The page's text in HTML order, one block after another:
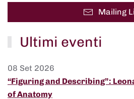
Mailing
Ultimi eventi
08 Set 2026
“Figuring and Describing”:
of Anatomy